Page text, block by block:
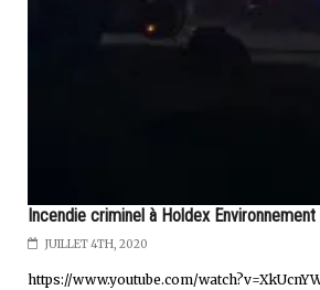
Incendie criminel à Holdex
JUILLET 4TH, 2020
https://www.youtube.com/